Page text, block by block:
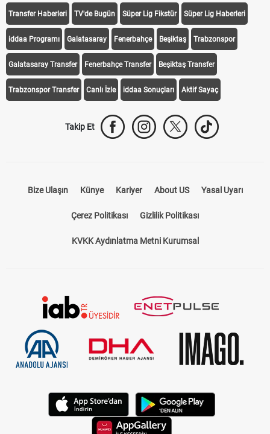
Transfer Haberleri TV'de Bugün Süper Lig Fikstür Süper Lig Haberleri
iddaa Programı Galatasaray Fenerbahçe Beşiktaş Trabzonspor
Galatasaray Transfer Fenerbahçe Transfer Beşiktaş Transfer
Trabzonspor Transfer Canlı İzle iddaa Sonuçları Aktif Sayaç
Takip Et
Bize Ulaşın Künye Kariyer About US Yasal Uyarı
Çerez Politikası Gizlilik Politikası
KVKK Aydınlatma Metni Kurumsal